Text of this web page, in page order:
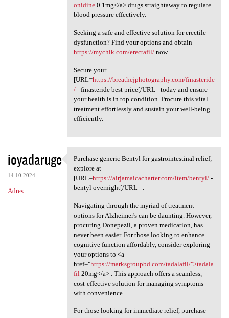
onidine0.1mg</a> drugs straightaway to regulate
blood pressure effectively.
Seeking a safe and effective solution for erectile
dysfunction? Find your options and obtain
https://mychik.com/erectafil/now.
Secure your
[URL=https://breathejphotography.com/finasteride
/- finasteride best price[/URL - today and ensure
your health is in top condition. Procure this vital
treatment effortlessly and sustain your well-being
efficiently.
ioyadaruge
14.10.2024
Adres
Purchase generic Bentyl for
Purchase generic Bentyl for gastrointestinal relief;
explore at
[URL=https://airjamaicacharter.com/item/bentyl/-
bentyl overnight[/URL - .
Navigating through the myriad of treatment
options for Alzheimer's can be daunting. However,
procuring Donepezil, a proven medication, has
never been easier. For those looking to enhance
cognitive function affordably, consider exploring
your options to <a
href="https://marksgroupbd.com/tadalafil/">tadala
fil 20mg</a> . This approach offers a seamless,
cost-effective solution for managing symptoms
with convenience.
For those looking for immediate relief, purchase